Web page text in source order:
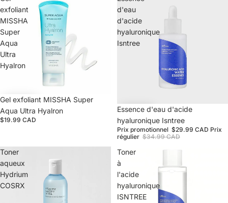
exfoliant
MISSHA
Super
Aqua
Ultra
Hyalron
Gel exfoliant MISSHA Super
Aqua Ultra Hyalron
$19.99 CAD
d'eau
d'acide
hyaluronique
Isntree
Promotion
Essence d'eau d'acide
hyaluronique Isntree
Prix promotionnel $29.99 CAD Prix
régulier $34.99 CAD
Toner
aqueux
Hydrium
COSRX
Toner
à
l'acide
hyaluronique
ISNTREE